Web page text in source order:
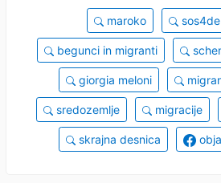
maroko
begunci in migranti
giorgia meloni
sredozemlje migracije
skrajna desnica